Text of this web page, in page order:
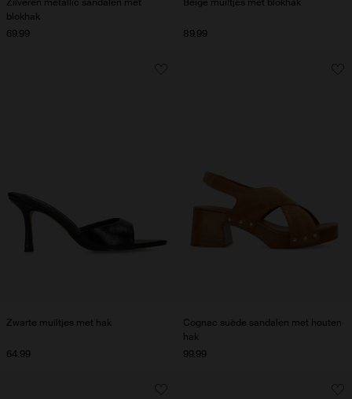
blokhak
69.99
89.99
Zwarte muiltjes met hak
64.99
Cognac suède sandalen met houten
hak
99.99